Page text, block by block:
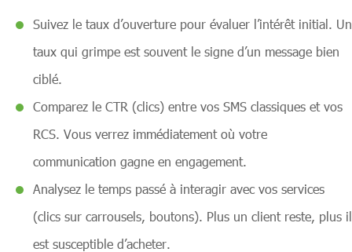
Suivez le taux d’ouverture pour évaluer l’intérêt initial. Un
taux qui grimpe est souvent le signe d’un message bien
ciblé.
Comparez le CTR (clics) entre vos SMS classiques et vos
RCS. Vous verrez immédiatement où votre
communication gagne en engagement.
Analysez le temps passé à interagir avec vos services
(clics sur carrousels, boutons). Plus un client reste, plus il
est susceptible d’acheter.